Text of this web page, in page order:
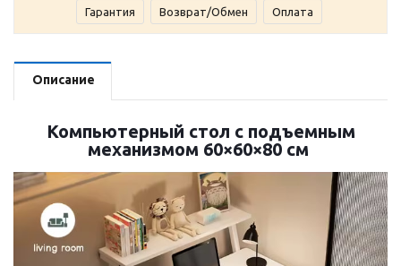
Гарантия Возврат/Обмен Оплата
Описание
Компьютерный стол с подъемным
механизмом 60×60×80 см